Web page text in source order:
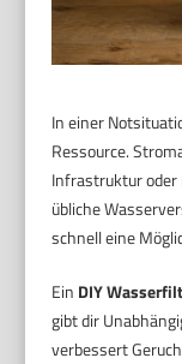
In einer
Ressource.
Infrastruktur oder
übliche
schnell eine
Ein DIY
gibt dir
verbessert